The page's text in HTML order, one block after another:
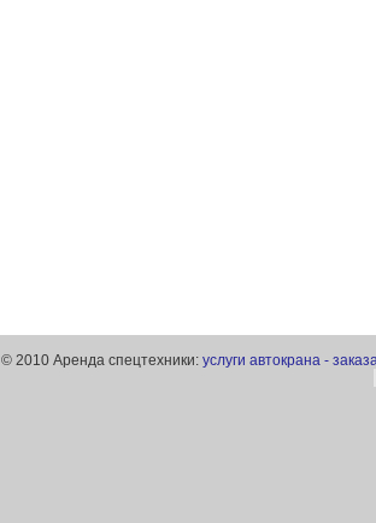
© 2010 Аренда спецтехники: услуги автокрана -